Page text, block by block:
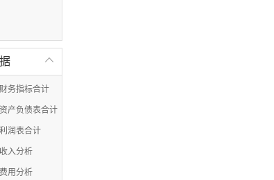

务指标合计
产负债表合计
润表合计
入分析
用分析